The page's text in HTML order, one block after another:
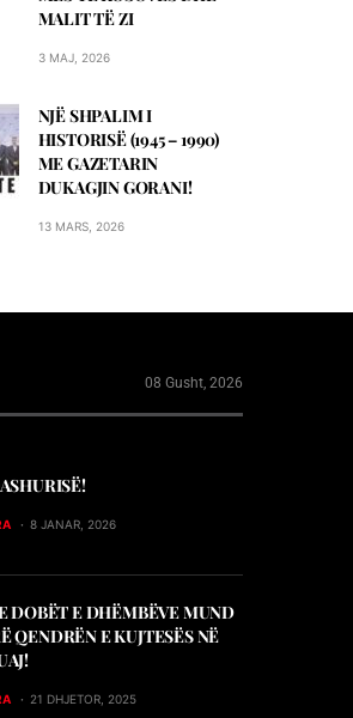
MALIT TЁ ZI
3 MAJ, 2026
NJË SHPALIM I
HISTORISË (1945 – 1990)
ME GAZETARIN
DUKAGJIN GORANI!
13 MARS, 2026
08 Gusht, 2026
8 JANAR, 2026
DOBËT E DHËMBËVE MUND
QENDRËN E KUJTESËS NË
21 DHJETOR, 2025